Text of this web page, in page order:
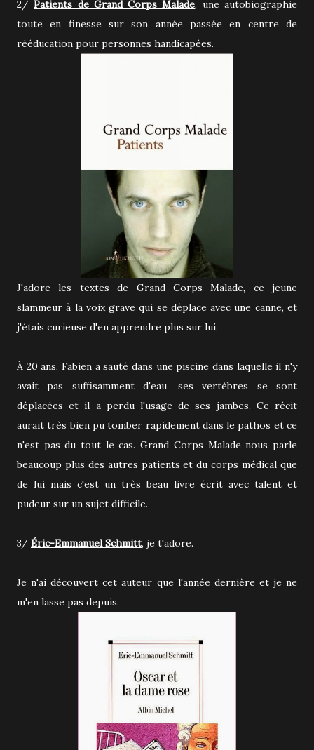
2/Patients de Grand Corps Malade, une autobiographie
toute en finesse sur son année passée en centre de
rééducation pour personnes handicapées.
J'adore les textes de Grand Corps Malade, ce jeune
slammeur à la voix grave qui se déplace avec une canne, et
j'étais curieuse d'en apprendre plus sur lui.
À 20 ans, Fabien a sauté dans une piscine dans laquelle il n'y
avait pas suffisamment d'eau, ses vertèbres se sont
déplacées et il a perdu l'usage de ses jambes. Ce récit
aurait très bien pu tomber rapidement dans le pathos et ce
n'est pas du tout le cas. Grand Corps Malade nous parle
beaucoup plus des autres patients et du corps médical que
de lui mais c'est un très beau livre écrit avec talent et
pudeur sur un sujet difficile.
3/ Éric-Emmanuel Schmitt, je t'adore.
Je n'ai découvert cet auteur que l'année dernière et je ne
m'en lasse pas depuis.